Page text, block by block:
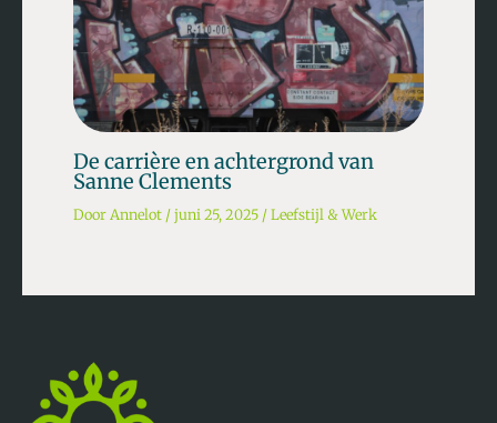
De carrière en achtergrond van
Sanne Clements
Door Annelot /juni 25, 2025 /Leefstijl & Werk